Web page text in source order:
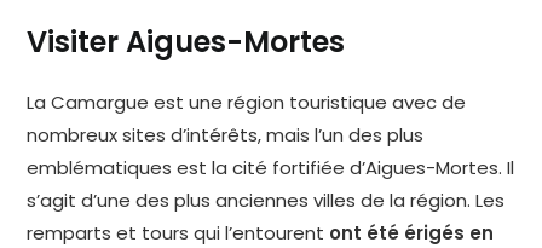
Visiter Aigues-Mortes
La Camargue est une région touristique avec de
nombreux sites d’intérêts, mais l’un des plus
emblématiques est la cité fortifiée d’Aigues-Mortes. Il
s’agit d’une des plus anciennes villes de la région. Les
remparts et tours qui l’entourent ont été érigés en